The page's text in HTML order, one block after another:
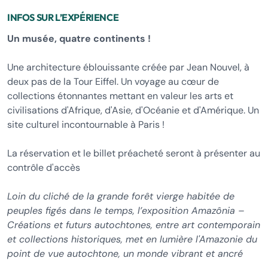
INFOS SUR L’EXPÉRIENCE
Un musée, quatre continents !
Une architecture éblouissante créée par Jean Nouvel, à
deux pas de la Tour Eiffel. Un voyage au cœur de
collections étonnantes mettant en valeur les arts et
civilisations d'Afrique, d'Asie, d'Océanie et d'Amérique. Un
site culturel incontournable à Paris !
La réservation et le billet préacheté seront à présenter au
contrôle d'accès
Loin du cliché de la grande forêt vierge habitée de
peuples figés dans le temps, l’exposition Amazônia –
Créations et futurs autochtones, entre art contemporain
et collections historiques, met en lumière l'Amazonie du
point de vue autochtone, un monde vibrant et ancré